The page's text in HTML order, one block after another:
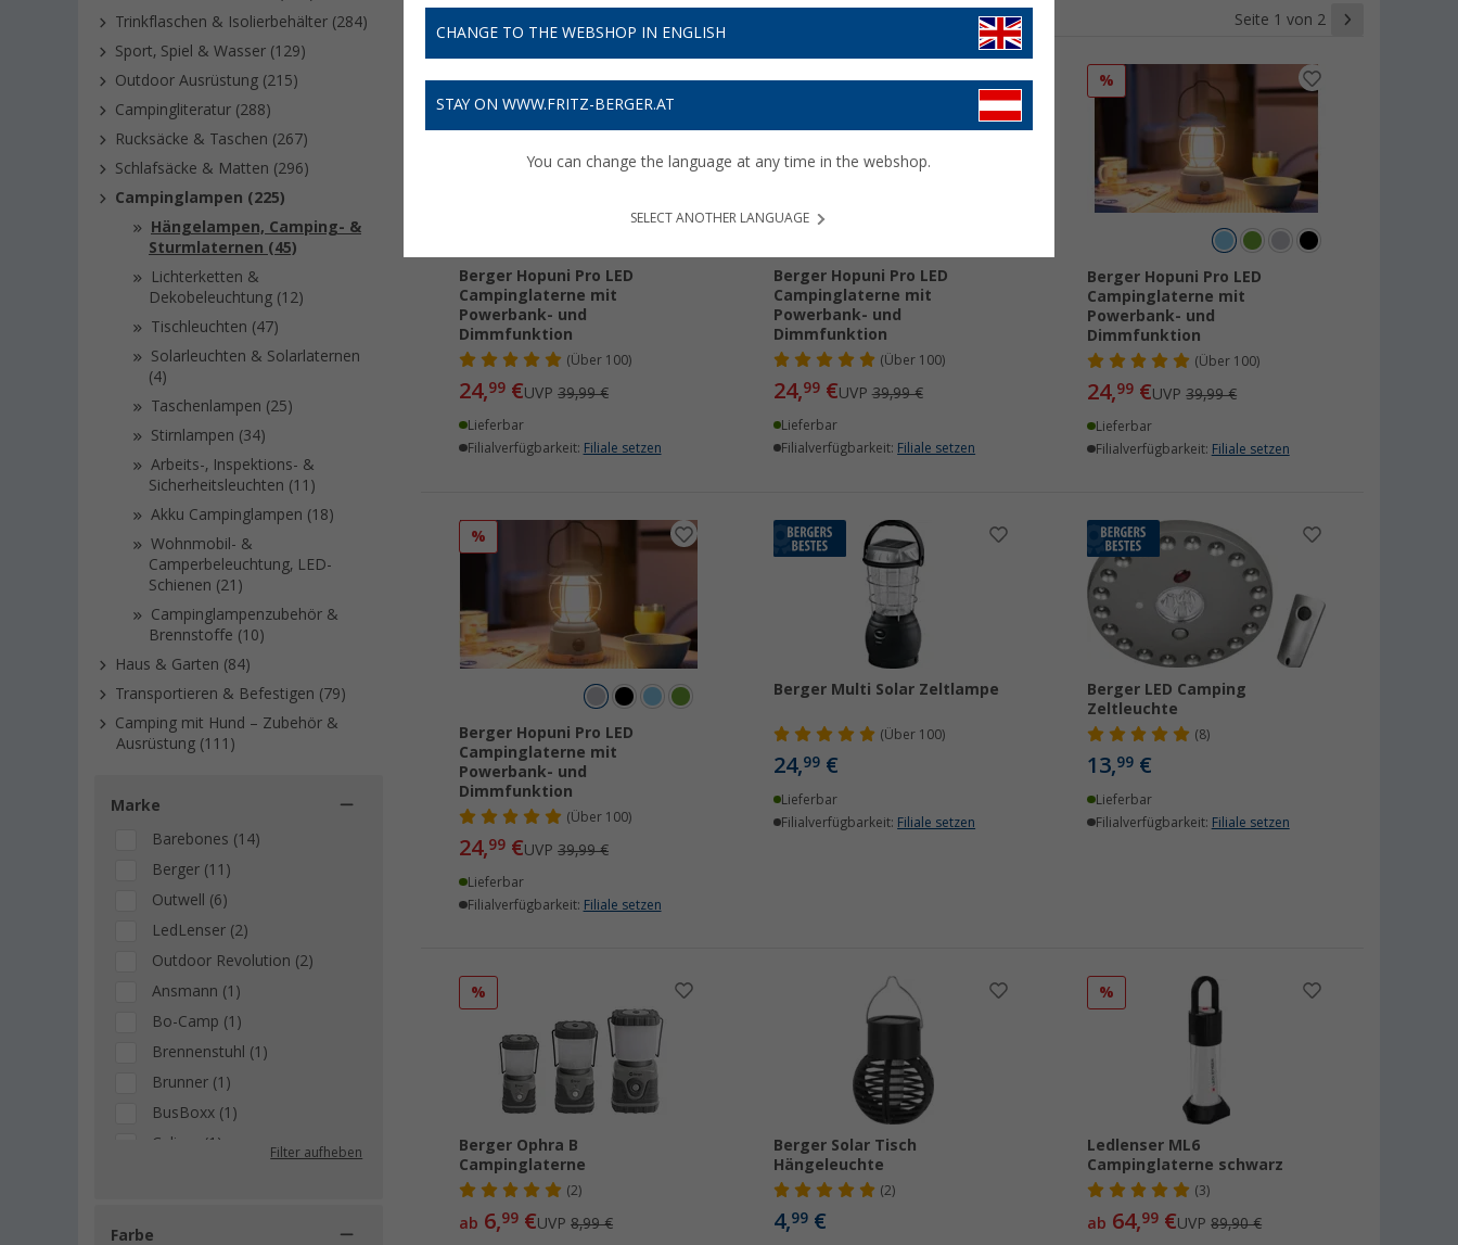
Trinkflaschen & Isolierbehälter (284)
Sport, Spiel & Wasser (129)
Outdoor Ausrüstung (215)
Campingliteratur (288)
Rucksäcke & Taschen (267)
Schlafsäcke & Matten (296)
Campinglampen (225)
Hängelampen, Camping- &
Sturmlaternen (45)
Lichterketten &
Dekobeleuchtung (12)
Tischleuchten (47)
Solarleuchten & Solarlaternen
(4)
Taschenlampen (25)
Stirnlampen (34)
Arbeits-, Inspektions- &
Sicherheitsleuchten (11)
Akku Campinglampen (18)
Wohnmobil- &
Camperbeleuchtung, LED-
Schienen (21)
Campinglampenzubehör &
Brennstoffe (10)
Haus & Garten (84)
Transportieren & Befestigen (79)
Camping mit Hund – Zubehör &
Ausrüstung (111)
Marke
Barebones (14)
Berger (11)
Outwell (6)
LedLenser (2)
Outdoor Revolution (2)
Ansmann (1)
Bo-Camp (1)
Brennenstuhl (1)
Brunner (1)
BusBoxx (1)
Calima (1)
Origin Outdoors (1)
Filter aufheben
Farbe
Seite 1 von 2
%
Berger Hopuni Pro LED
Campinglaterne mit
Powerbank- und
Dimmfunktion
(Über100)
24,99 €UVP39,99 €
Lieferbar
Filialverfügbarkeit: Filiale setzen
%
Berger Hopuni Pro LED
Campinglaterne mit
Powerbank- und
Dimmfunktion
(Über 100)
24,99€UVP39,99 €
Lieferbar
Filialverfügbarkeit: Filiale setzen
%
Berger Hopuni Pro LED
Campinglaterne mit
Powerbank- und
Dimmfunktion
(Über100)
24,99 €UVP39,99 €
Lieferbar
Filialverfügbarkeit: Filiale setzen
%
Berger Hopuni Pro LED
Campinglaterne mit
Powerbank- und
Dimmfunktion
(Über100)
24,99 €UVP39,99 €
Lieferbar
Filialverfügbarkeit: Filiale setzen
Berger Multi Solar Zeltlampe
(Über 100)
24,99€
Lieferbar
Filialverfügbarkeit: Filiale setzen
Berger LED Camping
Zeltleuchte
(8)
13,99 €
Lieferbar
Filialverfügbarkeit: Filiale setzen
%
Berger Ophra B
Campinglaterne
(2)
ab 6,99 €UVP8,99 €
Berger Solar Tisch
Hängeleuchte
(2)
4,99€
%
Ledlenser ML6
Campinglaterne schwarz
(3)
ab 64,99 €UVP89,90 €
CHANGE TO THE WEBSHOP IN ENGLISH
STAY ON WWW.FRITZ-BERGER.AT
You can change the language at any time in the webshop.
SELECT ANOTHER LANGUAGE